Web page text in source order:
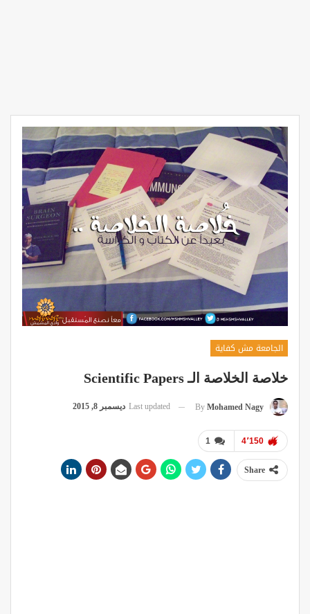
الجامعة مش كفاية
خلاصة الخلاصة الـ Scientific Papers
By Mohamed Nagy
Last updated ديسمبر 8, 2015
1 4٬150
Share